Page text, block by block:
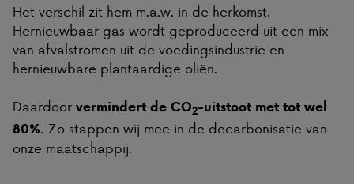
Het verschil zit hem m.a.w. in de herkomst.
Hernieuwbaar gas wordt geproduceerd uit een mix
van afvalstromen uit de voedingsindustrie en
hernieuwbare plantaardige oliën.
Daardoor vermindert de CO2-uitstoot met tot wel
80%. Zo stappen wij mee in de decarbonisatie van
onze maatschappij.